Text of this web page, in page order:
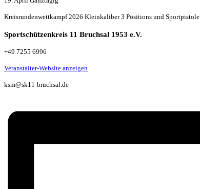
Kreisrundenwettkampf 2026 Kleinkaliber 3 Positions und Sportpistole.
Sportschützenkreis 11 Bruchsal 1953 e.V.
+49 7255 6996
Veranstalter-Website anzeigen
ksm@sk11-bruchsal.de